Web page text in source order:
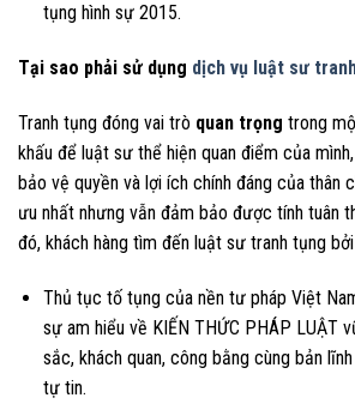
tụng hình sự 2015.
Tại sao phải sử dụng dịch vụ luật sư
Tranh tụng đóng vai trò quan trọng trong
khấu để luật sư thể hiện quan điểm của
bảo vệ quyền và lợi ích chính đáng của thân
ưu nhất nhưng vẫn đảm bảo được tính tuân
đó, khách hàng tìm đến luật sư tranh tụng
Thủ tục tố tụng của nền tư pháp Việt
sự am hiểu về KIẾN THỨC PHÁP LUẬT
sắc, khách quan, công bằng cùng bản
tự tin.